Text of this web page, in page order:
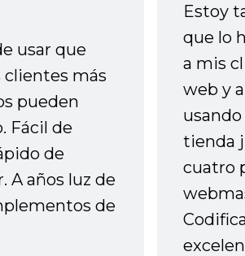
usar que
clientes más
pueden
Fácil de
de
A años luz de
de
Estoy
que lo
a mis
web y
tienda
cuatro